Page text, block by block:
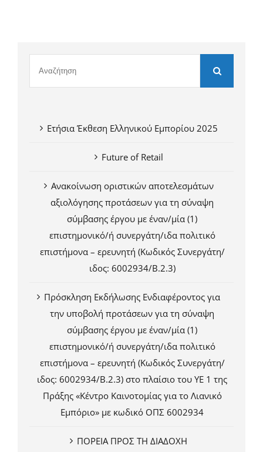
Ετήσια Έκθεση Ελληνικού Εμπορίου 2025
Future of Retail
Ανακοίνωση οριστικών αποτελεσμάτων
αξιολόγησης προτάσεων για τη σύναψη
σύμβασης έργου με έναν/μία (1)
επιστημονικό/ή συνεργάτη/ιδα πολιτικό
επιστήμονα – ερευνητή (Κωδικός Συνεργάτη/
ιδος: 6002934/Β.2.3)
Πρόσκληση Εκδήλωσης Ενδιαφέροντος για
την υποβολή προτάσεων για τη σύναψη
σύμβασης έργου με έναν/μία (1)
επιστημονικό/ή συνεργάτη/ιδα πολιτικό
επιστήμονα – ερευνητή (Κωδικός Συνεργάτη/
ιδος: 6002934/Β.2.3) στο πλαίσιο του ΥΕ 1 της
Πράξης «Κέντρο Καινοτομίας για το Λιανικό
Εμπόριο» με κωδικό ΟΠΣ 6002934
ΠΟΡΕΙΑ ΠΡΟΣ ΤΗ ΔΙΑΔΟΧΗ